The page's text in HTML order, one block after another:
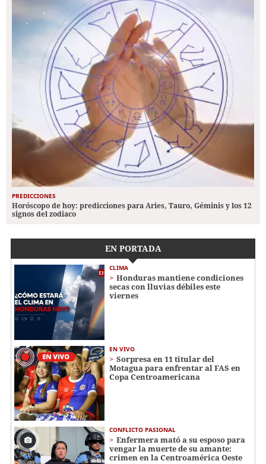
PREDICCIONES
Horóscopo de hoy: predicciones para Aries, Tauro, Géminis y los 12
signos del zodiaco
EN PORTADA
CLIMA
Honduras mantiene condiciones
secas con lluvias débiles este
viernes
EN VIVO
Sorpresa en 11 titular del
Motagua para enfrentar al FAS en
Copa Centroamericana
CONFLICTO PASIONAL
Enfermera mató a su esposo para
vengar la muerte de su amante:
crimen en la Centroamérica Oeste